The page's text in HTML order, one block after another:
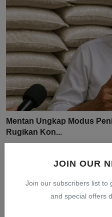
JOIN OUR
Join our subscribers list to
and special offers
Mentan Ungkap Modus
Rugikan Kon...